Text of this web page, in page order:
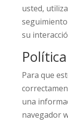
usted,
su
Para que
una
navegador